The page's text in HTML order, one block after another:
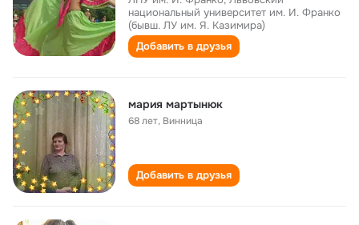
национальный университет им. И. Франко
(бывш. ЛУ им. Я. Казимира)
Добавить в друзья
мария мартынюк
68 лет, Винница
Добавить в друзья